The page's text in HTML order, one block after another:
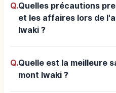
Q.Quelles précautions
et les affaires lors de
Iwaki ?
Q.Quelle est la meilleure
mont Iwaki ?